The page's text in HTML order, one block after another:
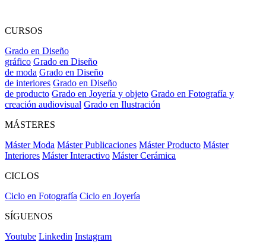
CURSOS
Grado en Diseño
gráfico Grado en Diseño
de moda Grado en Diseño
de interiores Grado en Diseño
de producto Grado en Joyería y objeto Grado en Fotografía y
creación audiovisual Grado en Ilustración
MÁSTERES
Máster Moda Máster Publicaciones Máster Producto Máster
Interiores Máster Interactivo Máster Cerámica
CICLOS
Ciclo en Fotografía Ciclo en Joyería
SÍGUENOS
Youtube Linkedin Instagram